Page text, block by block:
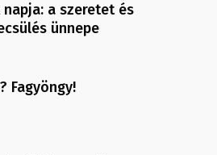
napja: a szeretet és
ünnepe
Fagyöngy!